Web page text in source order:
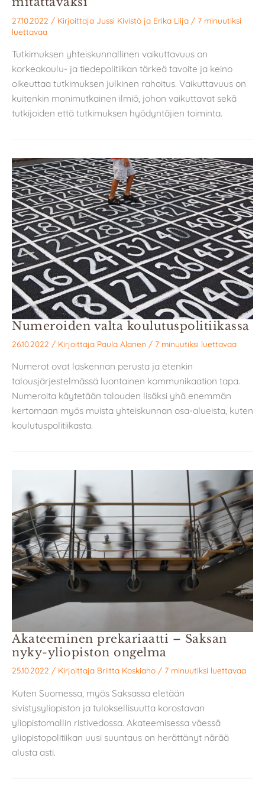
27.10.2022 / Kirjoittaja Jussi Kivistö ja Erika Lilja / 7 minuutiksi
luettavaa
Tutkimuksen yhteiskunnallinen vaikuttavuus on
korkeakoulu- ja tiedepolitiikan tärkeä tavoite ja keino
oikeuttaa tutkimuksen julkinen rahoitus. Vaikuttavuus on
kuitenkin monimutkainen ilmiö, johon vaikuttavat sekä
tutkijoiden että tutkimuksen hyödyntäjien toiminta.
Numeroiden valta koulutuspolitiikassa
26.10.2022 / Kirjoittaja Paula Alanen / 7 minuutiksi luettavaa
Numerot ovat laskennan perusta ja etenkin
talousjärjestelmässä luontainen kommunikaation tapa.
Numeroita käytetään talouden lisäksi yhä enemmän
kertomaan myös muista yhteiskunnan osa-alueista, kuten
koulutuspolitiikasta.
Akateeminen prekariaatti – Saksan
nyky-yliopiston ongelma
25.10.2022 / Kirjoittaja Briitta Koskiaho / 7 minuutiksi luettavaa
Kuten Suomessa, myös Saksassa eletään
sivistysyliopiston ja tuloksellisuutta korostavan
yliopistomallin ristivedossa. Akateemisessa väessä
yliopistopolitiikan uusi suuntaus on herättänyt närää
alusta asti.